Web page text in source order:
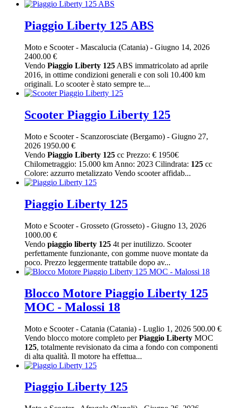
Piaggio Liberty 125 ABS
Moto e Scooter- Mascalucia (Catania) - Giugno 14, 2026
2400.00 €
Vendo Piaggio Liberty 125 ABS immatricolato ad aprile
2016, in ottime condizioni generali e con soli 10.400 km
originali. Lo scooter è stato sempre te...
Scooter Piaggio Liberty 125
Moto e Scooter- Scanzorosciate (Bergamo) - Giugno 27,
2026 1950.00 €
Vendo Piaggio Liberty 125 cc Prezzo: € 1950€
Chilometraggio: 15.000 km Anno: 2023 Cilindrata: 125 cc
Colore: azzurro metalizzato Vendo scooter affidab...
Piaggio Liberty 125
Moto e Scooter- Grosseto (Grosseto) - Giugno 13, 2026
1000.00 €
Vendo piaggio liberty 125 4t per inutilizzo. Scooter
perfettamente funzionante, con gomme nuove montate da
poco. Prezzo leggermente trattabile dopo av...
Blocco Motore Piaggio Liberty 125
MOC - Malossi 18
Moto e Scooter- Catania (Catania) - Luglio 1, 2026 500.00 €
Vendo blocco motore completo perPiaggio Liberty MOC
125, totalmente revisionato da cima a fondo con componenti
di alta qualità. Il motore ha effettua...
Piaggio Liberty 125